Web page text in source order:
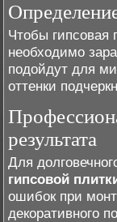
Чтобы гипсовая
необходимо
подойдут для
оттенки
результата
Для
гипсовой
ошибок при
декоративного